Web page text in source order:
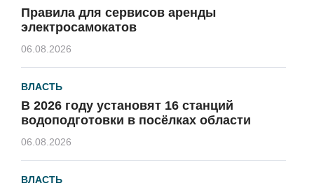
Правила для сервисов аренды
электросамокатов
06.08.2026
ВЛАСТЬ
В 2026 году установят 16 станций
водоподготовки в посёлках области
06.08.2026
ВЛАСТЬ